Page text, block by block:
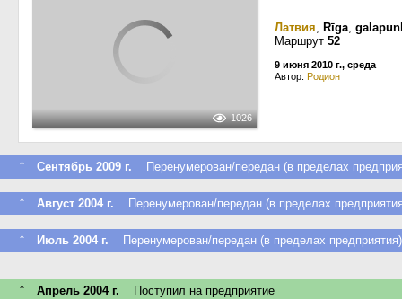
1026
Латвия, Rīga,
Маршрут 52
9 июня 2010 г., среда
Автор: Родион
↑ Сентябрь 2009 г. Перенумерован/передан (в пределах
↑ Август 2004 г. Перенумерован/передан (в пределах
↑ Июль 2004 г. Перенумерован/передан (в пределах предприятия)
↑ Апрель 2004 г. Поступил на предприятие